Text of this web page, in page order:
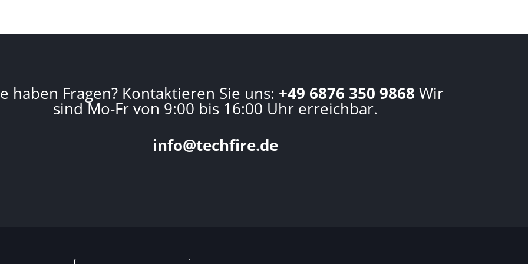
haben Fragen? Kontaktieren Sie uns: +49 6876 350 9868 Wir
sind Mo-Fr von 9:00 bis 16:00 Uhr erreichbar.
info@techfire.de